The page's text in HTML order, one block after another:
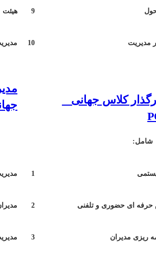
9 هیئت
مدیریت 10
کلاس جهانی
1
حرفه ای حضوری و تلفنی 2
ریزی مدیران 3